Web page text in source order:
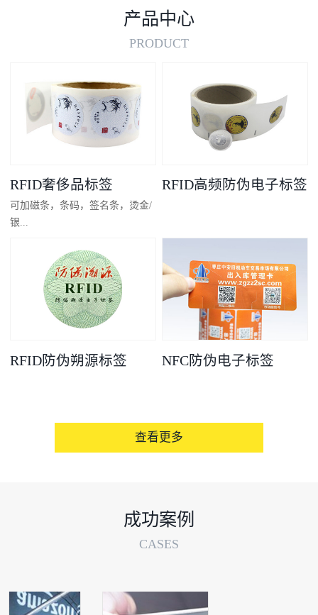
产品中心
PRODUCT
RFID奢侈品标签
可加磁条，条码，签名条，烫金/
银...
凸码，金/银底
RFID高频防伪电子标签
RFID防伪朔源标签 NFC防伪电子标签
查看更多
成功案例
CASES